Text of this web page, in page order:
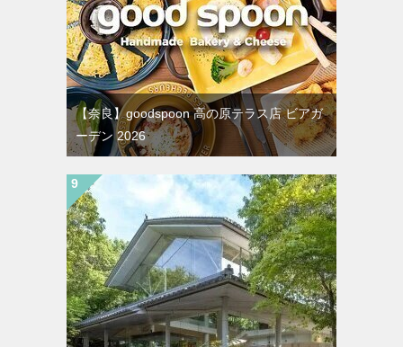
【奈良】goodspoon 高の原テラス店 ビアガ
ーデン 2026